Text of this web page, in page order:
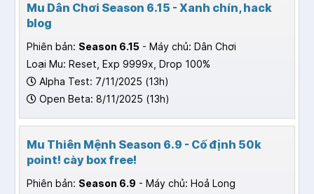
Mu Dân Chơi Season 6.15 - Xanh chín, hack
blog
Phiên bản: Season 6.15 - Máy chủ: Dân Chơi
Loại Mu: Reset, Exp 9999x, Drop 100%
Alpha Test: 7/11/2025 (13h)
Open Beta: 8/11/2025 (13h)
Mu Thiên Mệnh Season 6.9 - Cố định 50k
point! cày box free!
Phiên bản: Season 6.9 - Máy chủ: Hoả Long